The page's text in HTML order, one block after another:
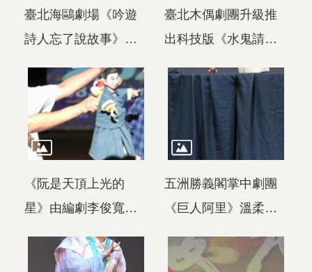
演」更是一大舞台看
點。
後場角色在深夜裡再
次復活、重返舞台。
臺北海鷗劇場《吟遊
詩人忘了說故事》以
念為靈感，融合即興
劇演出，用睡前說故
事的方式，邀請現場
觀眾共同參與創作過
程。
臺北木偶劇團升級推
出科技版《水鬼請
造沉浸式水底空間，
帶領觀眾穿梭陰陽交
界，感受亡者與生者
間未竟的情感與思
念。
《阮是天頂上光的
星》由編劇李俊寬聯
「雙舞台共演」特殊
五洲勝義閣掌中劇團
《巨人阿里》溫柔探
主題，並以巨人大偶